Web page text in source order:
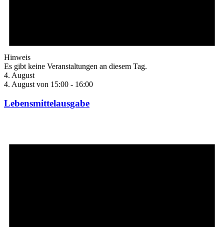
Hinweis
Es gibt keine Veranstaltungen an diesem Tag.
4. August
4. August von 15:00 - 16:00
Lebensmittelausgabe